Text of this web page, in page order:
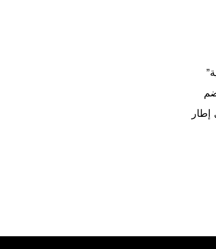
من 60 طالبًا في إطار